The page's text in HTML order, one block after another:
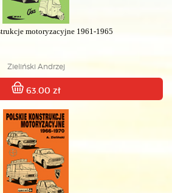
motoryzacyjne 1961-1965
Zieliński Andrzej
63.00 zł